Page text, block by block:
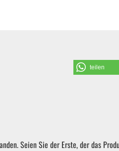
Schraubendreher
teilen
Seien Sie der Erste, der das